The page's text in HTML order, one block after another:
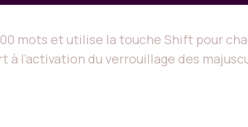
mots et utilise la touche Shift pour
à l’activation du verrouillage des